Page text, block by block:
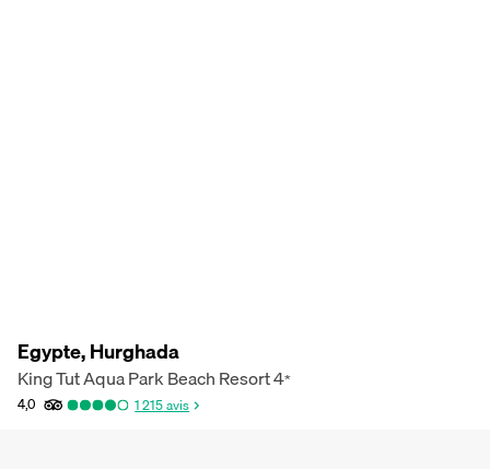
Egypte, Hurghada
King Tut Aqua Park Beach Resort4*
4,0 1 215avis